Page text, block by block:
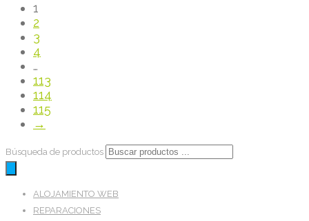
1
2
3
4
…
113
114
115
→
Búsqueda de productos
ALOJAMIENTO WEB
REPARACIONES